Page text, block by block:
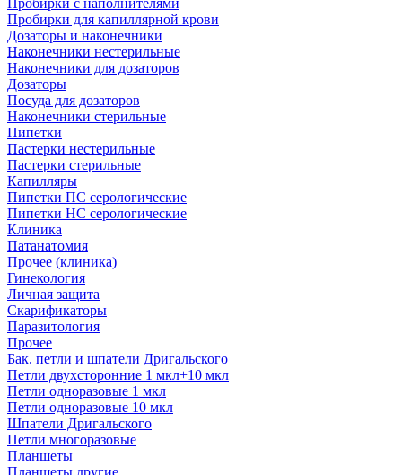
Пробирки с наполнителями
Пробирки для капиллярной крови
Дозаторы и наконечники
Наконечники нестерильные
Наконечники для дозаторов
Дозаторы
Посуда для дозаторов
Наконечники стерильные
Пипетки
Пастерки нестерильные
Пастерки стерильные
Капилляры
Пипетки ПС серологические
Пипетки НС серологические
Клиника
Патанатомия
Прочее (клиника)
Гинекология
Личная защита
Скарификаторы
Паразитология
Прочее
Бак. петли и шпатели Дригальского
Петли двухсторонние 1 мкл+10 мкл
Петли одноразовые 1 мкл
Петли одноразовые 10 мкл
Шпатели Дригальского
Петли многоразовые
Планшеты
Планшеты другие